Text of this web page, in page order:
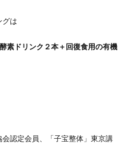
グは
素ドリンク２本＋回復食用の有機
会認定会員、「子宝整体」東京講